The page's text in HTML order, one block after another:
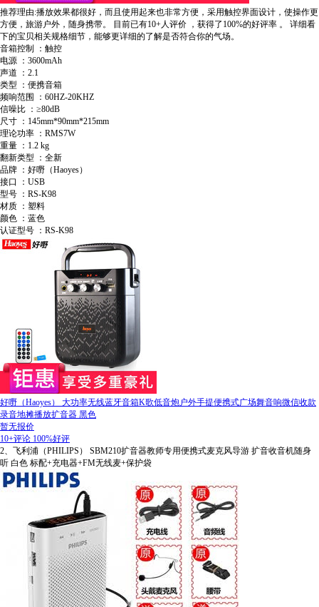
推荐理由:播放效果都很好，而且使用起来也非常方便，采用触控界面设计，使操作更
方便，旅游户外，随身携带。
目前已有10+人评价 ，获得了100%的好评率 。
详细看
下的宝贝相关规格细节，能够更详细的了解是否符合你的气场。
音箱控制 ：触控
电源 ：3600mAh
声道 ：2.1
类型 ：便携音箱
频响范围 ：60HZ-20KHZ
信噪比 ：≥80dB
尺寸 ：145mm*90mm*215mm
理论功率 ：RMS7W
重量 ：1.2 kg
翻新类型 ：全新
品牌 ：好嘢（Haoyes）
接口 ：USB
型号 ：RS-K98
材质 ：塑料
颜色 ：蓝色
认证型号 ：RS-K98
好嘢（Haoyes） 大功率无线蓝牙音箱K歌低音炮户外手提便携式广场舞音响微信收款
录音地摊播放扩音器 黑色
暂无报价
10+评论 100%好评
2、飞利浦（PHILIPS） SBM210扩音器教师专用便携式麦克风导游 扩音收音机随身
听 白色 标配+充电器+FM无线麦+保护袋